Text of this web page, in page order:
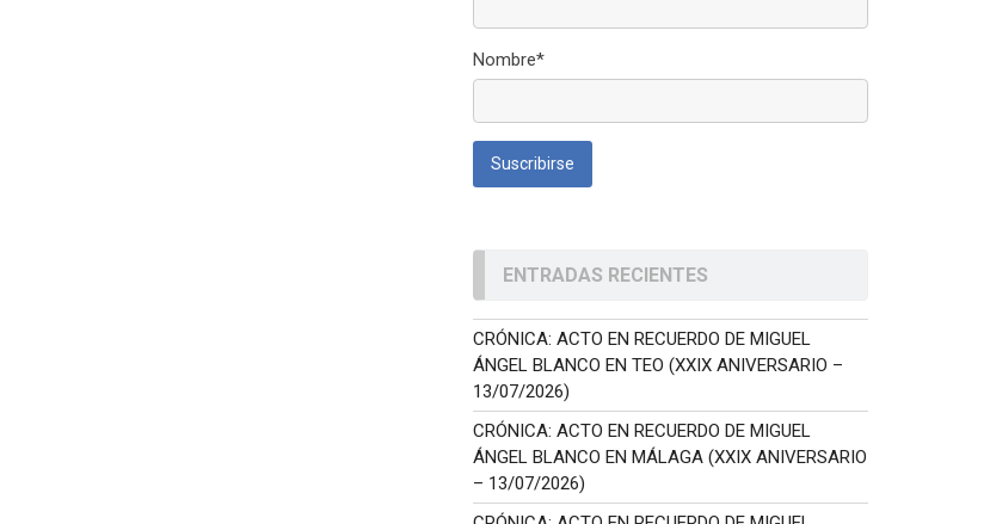
Nombre*
ENTRADAS RECIENTES
CRÓNICA: ACTO EN RECUERDO DE MIGUEL
ÁNGEL BLANCO EN TEO (XXIX ANIVERSARIO –
13/07/2026)
CRÓNICA: ACTO EN RECUERDO DE MIGUEL
ÁNGEL BLANCO EN MÁLAGA (XXIX ANIVERSARIO
– 13/07/2026)